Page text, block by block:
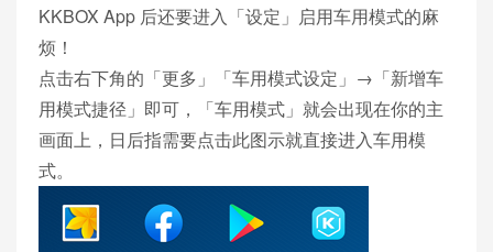
KKBOX App 后还要进入「设定」启用车用模式的麻
烦！
点击右下角的「更多」「车用模式设定」→「新增车
用模式捷径」即可，「车用模式」就会出现在你的主
画面上，日后指需要点击此图示就直接进入车用模
式。